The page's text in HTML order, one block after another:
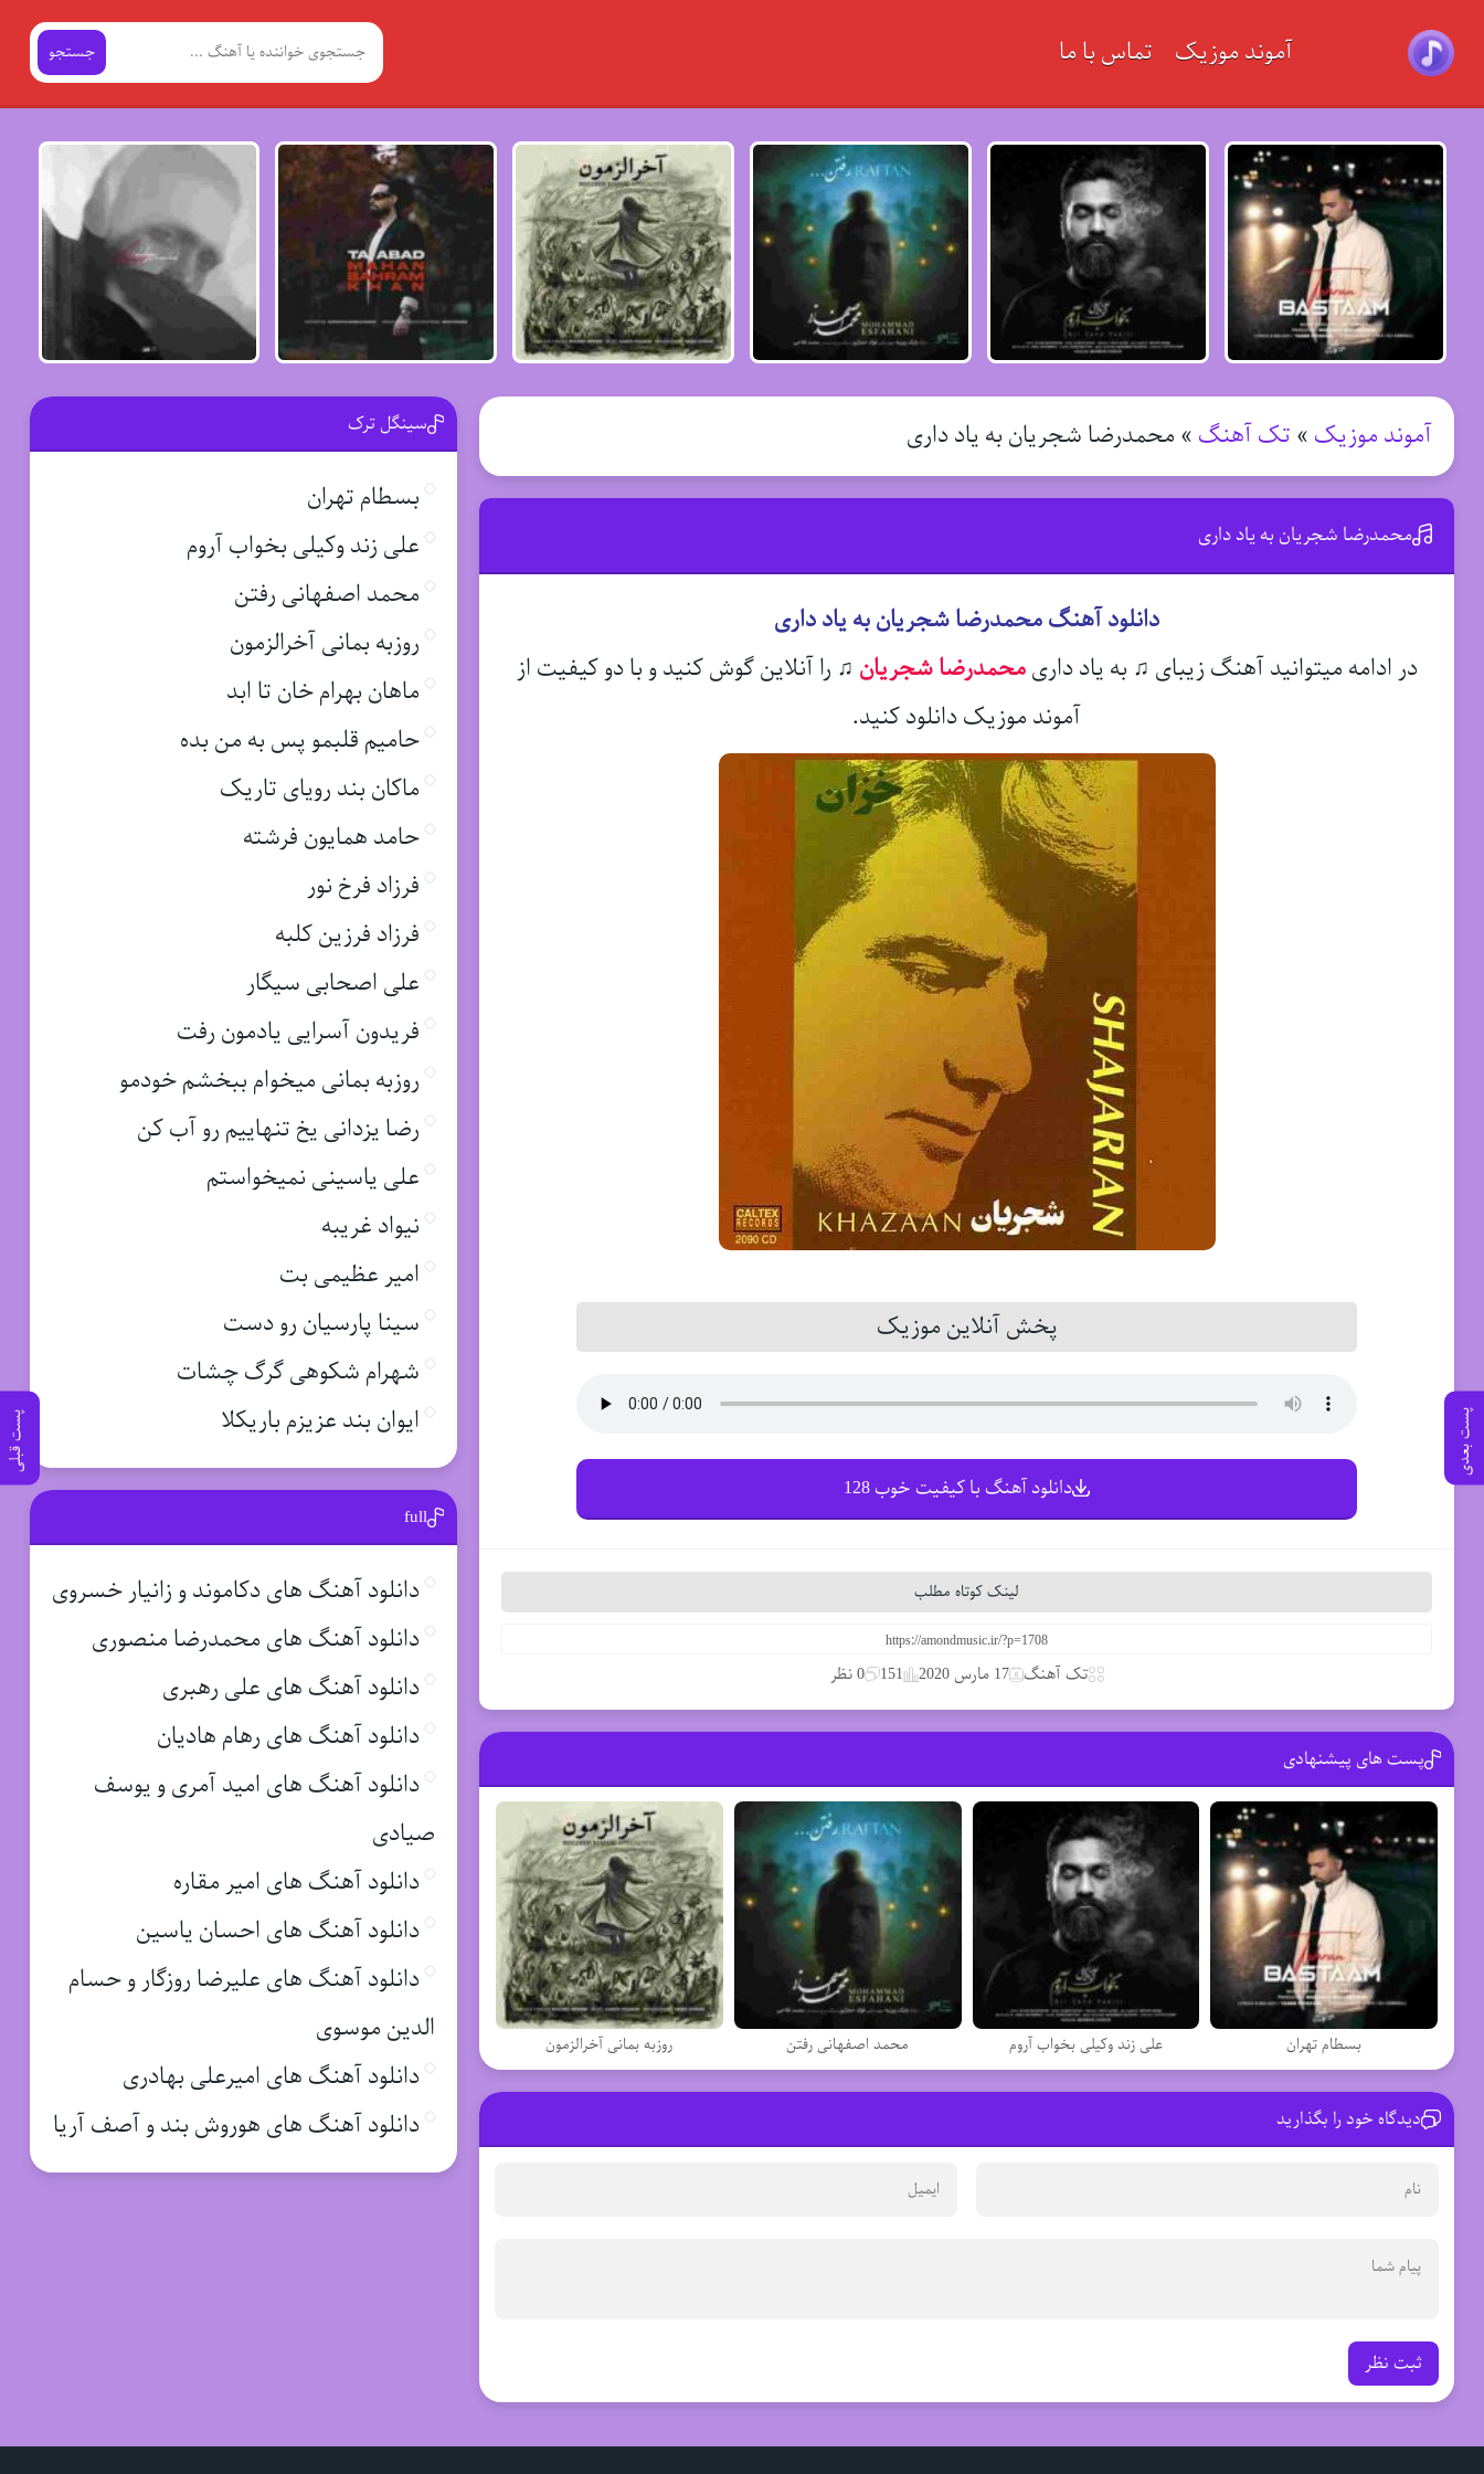
آموند موزیک تماس با ما جستجو
آموند موزیک » تک آهنگ » محمدرضا شجریان به یاد داری
پست بعدی پست قبلی
محمدرضا شجریان به یاد داری
دانلود آهنگ محمدرضا شجریان به یاد داری
در ادامه میتوانید آهنگ زیبای ♫ به یاد داریمحمدرضا شجریان ♫ را آنلاین گوش کنید و با دو کیفیت از
آموند موزیک دانلود کنید.
پخش آنلاین موزیک
دانلود آهنگ با کیفیت خوب 128
لینک کوتاه مطلب
تک آهنگ 17 مارس 2020 151 0 نظر
پست های پیشنهادی
بسطام تهران علی زند وکیلی بخواب آروم محمد اصفهانی رفتن روزبه بمانی آخرالزمون
دیدگاه خود را بگذارید
ثبت نظر
سینگل ترک
بسطام تهران
علی زند وکیلی بخواب آروم
محمد اصفهانی رفتن
روزبه بمانی آخرالزمون
ماهان بهرام خان تا ابد
حامیم قلبمو پس به من بده
ماکان بند رویای تاریک
حامد همایون فرشته
فرزاد فرخ نور
فرزاد فرزین کلبه
علی اصحابی سیگار
فریدون آسرایی یادمون رفت
روزبه بمانی میخوام ببخشم خودمو
رضا یزدانی یخ تنهاییم رو آب کن
علی یاسینی نمیخواستم
نیواد غریبه
امیر عظیمی بت
سینا پارسیان رو دست
شهرام شکوهی گرگ چشات
ایوان بند عزیزم باریکلا
full
دانلود آهنگ های دکاموند و زانیار خسروی
دانلود آهنگ های محمدرضا منصوری
دانلود آهنگ های علی رهبری
دانلود آهنگ های رهام هادیان
دانلود آهنگ های امید آمری و یوسف
صیادی
دانلود آهنگ های امیر مقاره
دانلود آهنگ های احسان یاسین
دانلود آهنگ های علیرضا روزگار و حسام
الدین موسوی
دانلود آهنگ های امیرعلی بهادری
دانلود آهنگ های هوروش بند و آصف آریا